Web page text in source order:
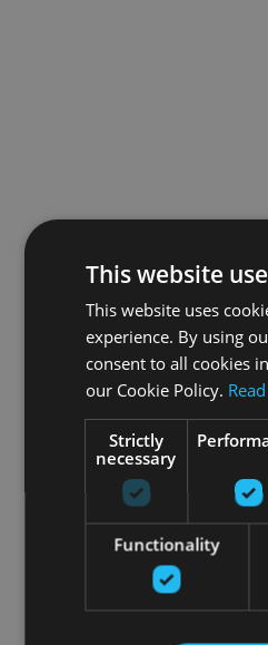
This website
This website uses
experience. By using
consent to all cookies
our Cookie Policy.
Strictly
necessary
Functionality